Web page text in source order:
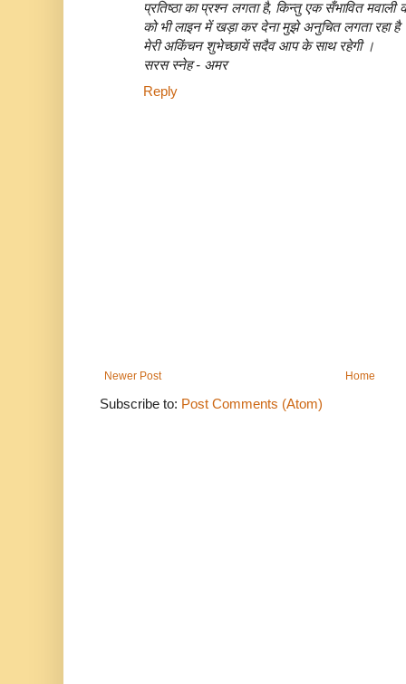
प्रतिष्ठा का प्रश्न लगता है, किन्तु एक सँभावित
को भी लाइन में खड़ा कर देना मुझे अनुचित लगता रहा है
मेरी अकिंचन शुभेच्छायें सदैव आप के साथ रहेगी ।
सरस स्नेह - अमर
Reply
Newer Post Home
Subscribe to: Post Comments (Atom)